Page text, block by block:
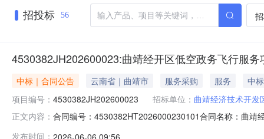
招投标 56
4530382JH202600023:曲靖经开区低空政务飞行服务
中标｜合同公告 云南省｜曲靖市 服务采购 服务
中
项目编号： 4530382JH202600023 招标单位： 曲靖经济技术开发
正文内容： 合同编号：4530382HT2026000230101合同名称：曲靖
发布时间： 2026-06-06 09:56